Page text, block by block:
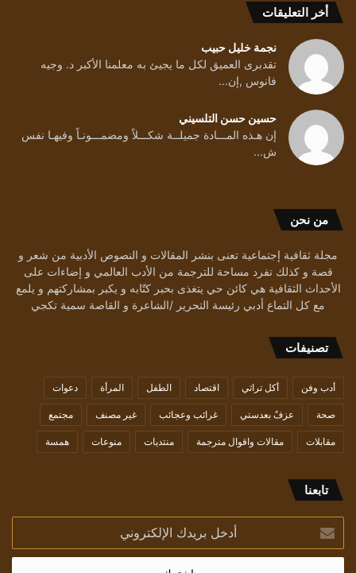
أخر التعليقات
نجمة خليل حبيب
تقدبرى العميق لكل ما يجيئ به معلمنا الأكبر د. وجيه
فانوس ,إن...
حسين حسن التلسيني
إن هـذه المـــادة جميلــة شكـــلاً ومضمـــونـاً وفيهـا نفس
ش...
من نحن
مجلة ثقافية إجتماعية تعنى بنشر المقالات و النصوص الأدبية من شعر و
قصة و كذلك تفرد مساحة للترجمة من الأدب العالمي و إضاءات على
الأحداث الثقافية هي كائن حي يتغذى بحبر كتّابه و يكبر بمشاركتهم و يلمع
مع كل التماع أدبي رئيسة التحرير /الشاعرة و القاصة سمية تكجي
تصنيفات
أدب وفن أكل تراثي اقتصاد الطفل المرأة دعوات
صحة عزفٌ بعدستي غرائب وعجائب غير مصنف مجتمع
مقابلات مقالات واقوال مترجمة منتديات منوعات همسة
تابعنا
بريدك
الإلكتروني